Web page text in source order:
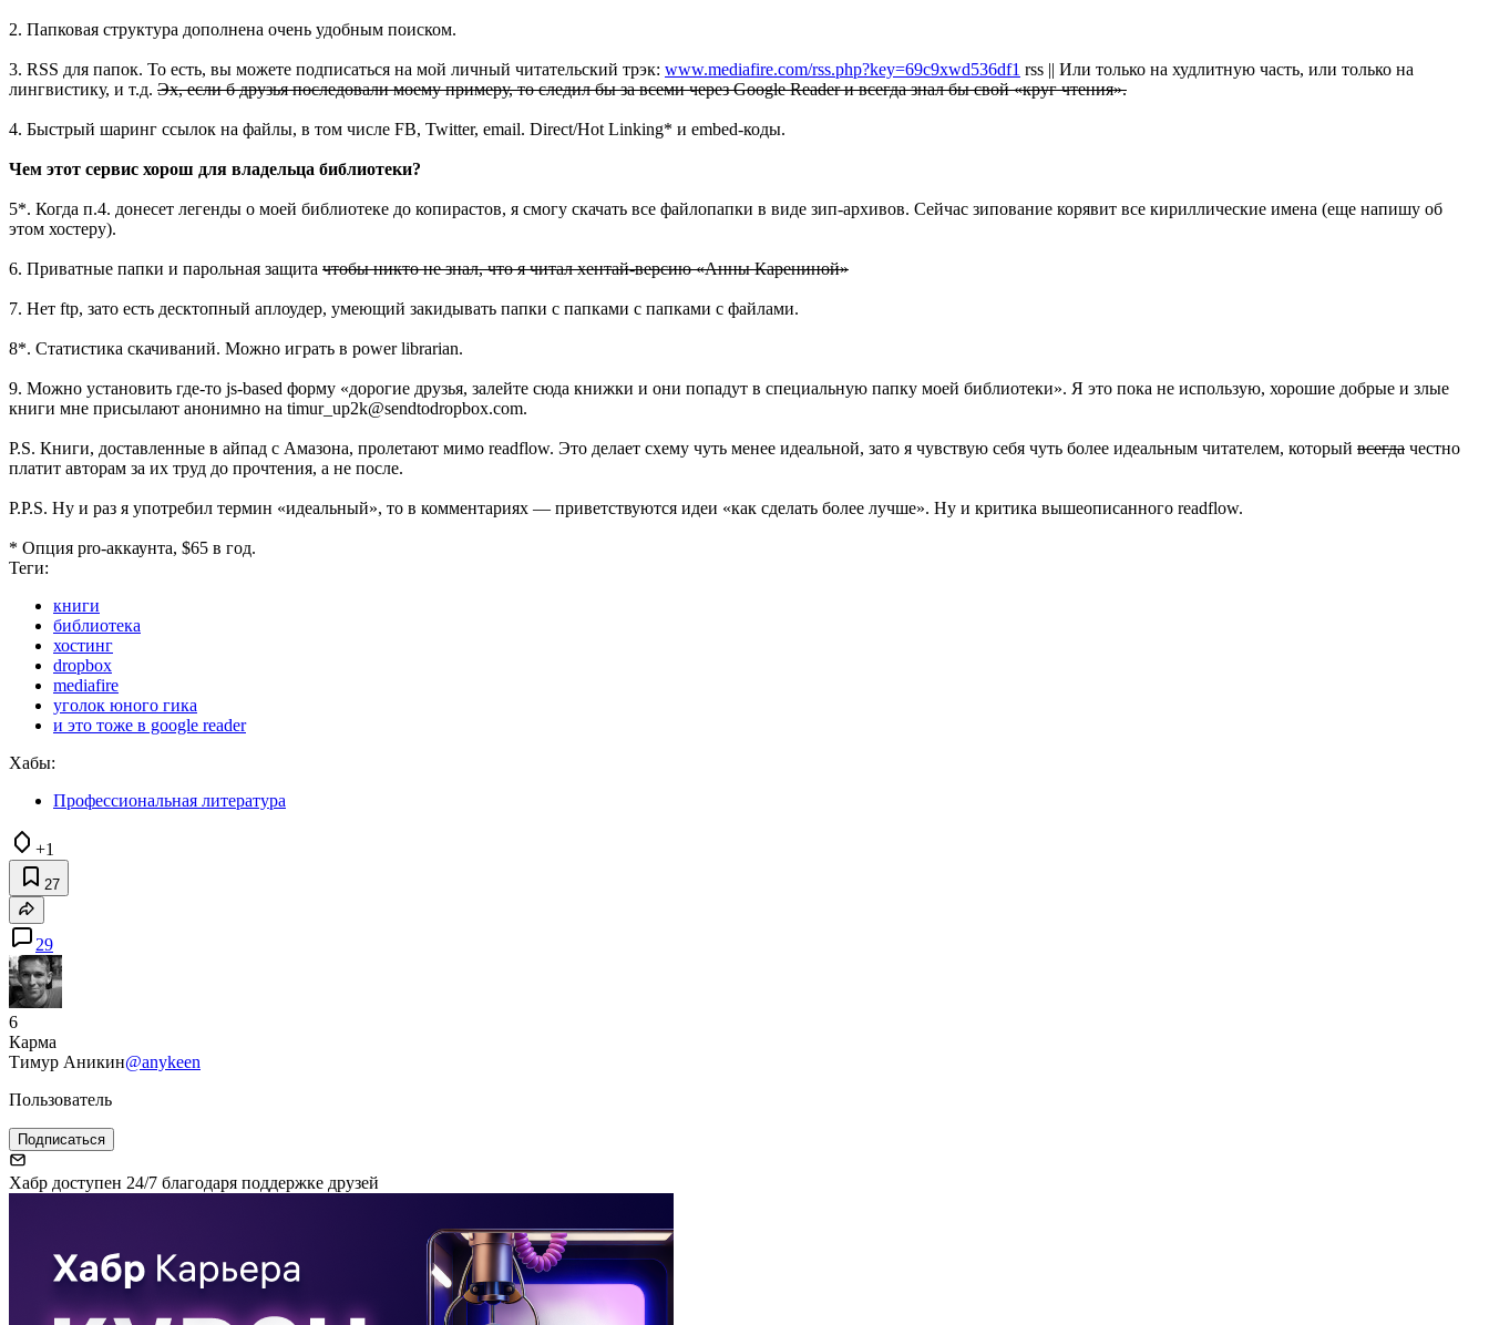
2. Папковая структура дополнена очень удобным поиском.
3. RSS для папок. То есть, вы можете подписаться на мой личный читательский трэк: www.mediafire.com/rss.php?key=69c9xwd536df1 rss || Или только на худлитную часть, или только на
лингвистику, и т.д. Эх, если б друзья последовали моему примеру, то следил бы за всеми через Google Reader и всегда знал бы свой «круг чтения».
4. Быстрый шаринг ссылок на файлы, в том числе FB, Twitter, email. Direct/Hot Linking* и embed-коды.
Чем этот сервис хорош для владельца библиотеки?
5*. Когда п.4. донесет легенды о моей библиотеке до копирастов, я смогу скачать все файлопапки в виде зип-архивов. Сейчас зипование корявит все кириллические имена (еще напишу об
этом хостеру).
6. Приватные папки и парольная защита чтобы никто не знал, что я читал хентай-версию «Анны Карениной»
7. Нет ftp, зато есть десктопный аплоудер, умеющий закидывать папки с папками с папками с файлами.
8*. Статистика скачиваний. Можно играть в power librarian.
9. Можно установить где-то js-based форму «дорогие друзья, залейте сюда книжки и они попадут в специальную папку моей библиотеки». Я это пока не использую, хорошие добрые и злые
книги мне присылают анонимно на timur_up2k@sendtodropbox.com.
P.S. Книги, доставленные в айпад с Амазона, пролетают мимо readflow. Это делает схему чуть менее идеальной, зато я чувствую себя чуть более идеальным читателем, который всегда честно
платит авторам за их труд до прочтения, а не после.
P.P.S. Ну и раз я употребил термин «идеальный», то в комментариях — приветствуются идеи «как сделать более лучше». Ну и критика вышеописанного readflow.
* Опция pro-аккаунта, $65 в год.
Теги:
книги
библиотека
хостинг
dropbox
mediafire
уголок юного гика
и это тоже в google reader
Хабы:
Профессиональная литература
+1
27
29
6
Карма
Тимур Аникин@anykeen
Пользователь
Подписаться
Хабр доступен 24/7 благодаря поддержке друзей